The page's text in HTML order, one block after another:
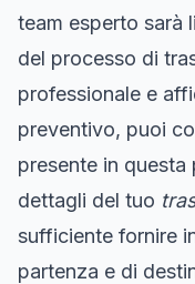
team esperto sarà
del processo di
professionale e
preventivo, puoi
presente in
dettagli del tuo
sufficiente fornire
partenza e di